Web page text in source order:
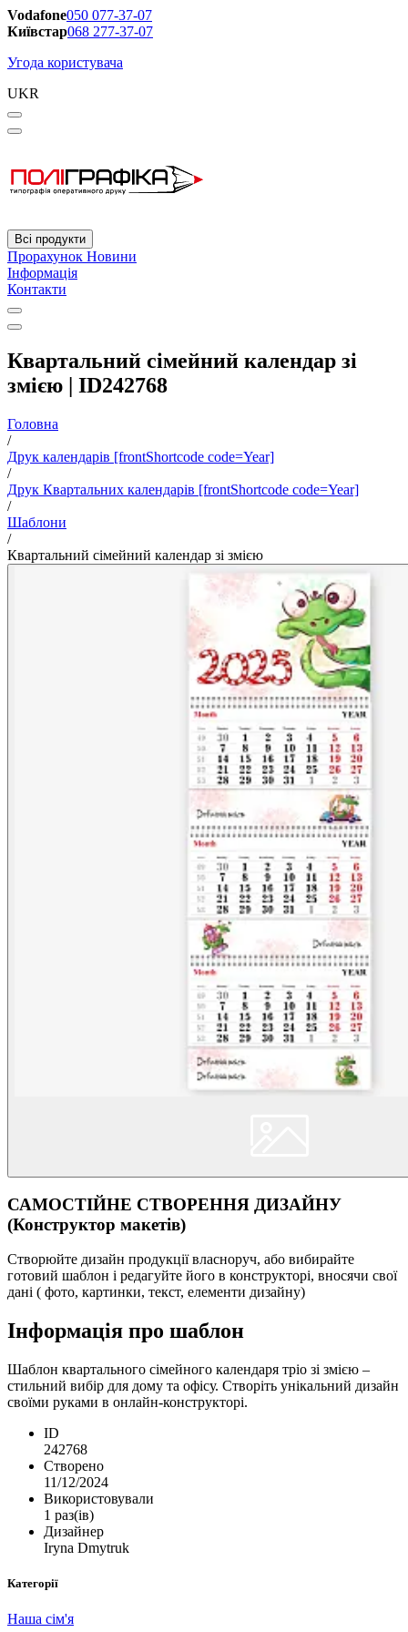
Vodafone050 077-37-07
Київстар068 277-37-07
Угода користувача
UKR
Всі продукти
Прорахунок Новини
Інформація
Контакти
Квартальний сімейний календар зі
змією | ID242768
Головна
/
Друк календарів [frontShortcode code=Year]
/
Друк Квартальних календарів [frontShortcode code=Year]
/
Шаблони
/
Квартальний сімейний календар зі змією
САМОСТІЙНЕ СТВОРЕННЯ ДИЗАЙНУ
(Конструктор макетів)
Створюйте дизайн продукції власноруч, або вибирайте
готовий шаблон і редагуйте його в конструкторі, вносячи свої
дані ( фото, картинки, текст, елементи дизайну)
Інформація про шаблон
Шаблон квартального сімейного календаря тріо зі змією –
стильний вибір для дому та офісу. Створіть унікальний дизайн
своїми руками в онлайн-конструкторі.
ID
242768
Створено
11/12/2024
Використовували
1 раз(ів)
Дизайнер
Iryna Dmytruk
Категорії
Наша сім'я